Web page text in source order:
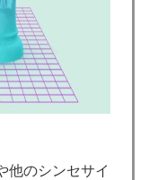
他のシンセサイ